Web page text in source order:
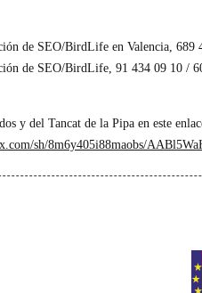
de SEO/BirdLife en Valencia, 689
de SEO/BirdLife, 91 434 09 10 /
y del Tancat de la Pipa en este
sh/8m6y405i88maobs/